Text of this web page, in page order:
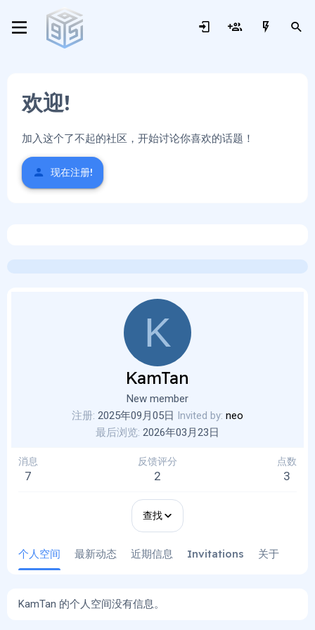
欢迎!
加入这个了不起的社区，开始讨论你喜欢的话题！
现在注册!
K
KamTan
New member
注册 2025年09月05日 Invited by neo
最后浏览 2026年03月23日
消息
7
反馈评分
2
点数
3
查找
个人空间 最新动态 近期信息 Invitations 关于
KamTan 的个人空间没有信息。